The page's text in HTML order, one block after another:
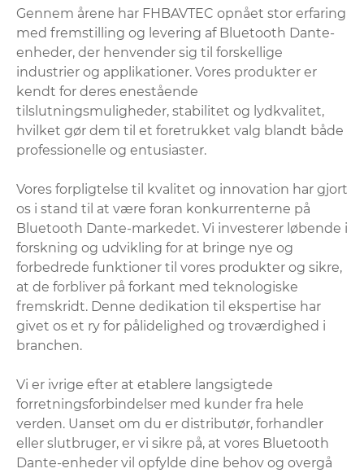
Gennem årene har FHBAVTEC opnået stor erfaring
med fremstilling og levering af Bluetooth Dante-
enheder, der henvender sig til forskellige
industrier og applikationer. Vores produkter er
kendt for deres enestående
tilslutningsmuligheder, stabilitet og lydkvalitet,
hvilket gør dem til et foretrukket valg blandt både
professionelle og entusiaster.
Vores forpligtelse til kvalitet og innovation har gjort
os i stand til at være foran konkurrenterne på
Bluetooth Dante-markedet. Vi investerer løbende i
forskning og udvikling for at bringe nye og
forbedrede funktioner til vores produkter og sikre,
at de forbliver på forkant med teknologiske
fremskridt. Denne dedikation til ekspertise har
givet os et ry for pålidelighed og troværdighed i
branchen.
Vi er ivrige efter at etablere langsigtede
forretningsforbindelser med kunder fra hele
verden. Uanset om du er distributør, forhandler
eller slutbruger, er vi sikre på, at vores Bluetooth
Dante-enheder vil opfylde dine behov og overgå